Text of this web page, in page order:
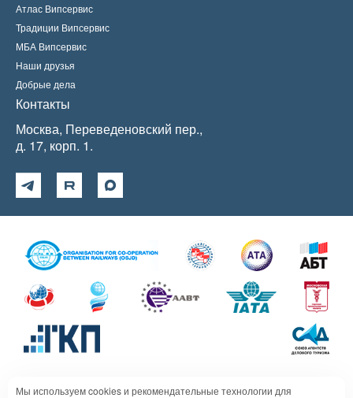
Атлас Випсервис
Традиции Випсервис
МБА Випсервис
Наши друзья
Добрые дела
Контакты
Москва, Переведеновский пер.,
д. 17, корп. 1.
Мы используем cookies и рекомендательные технологии для